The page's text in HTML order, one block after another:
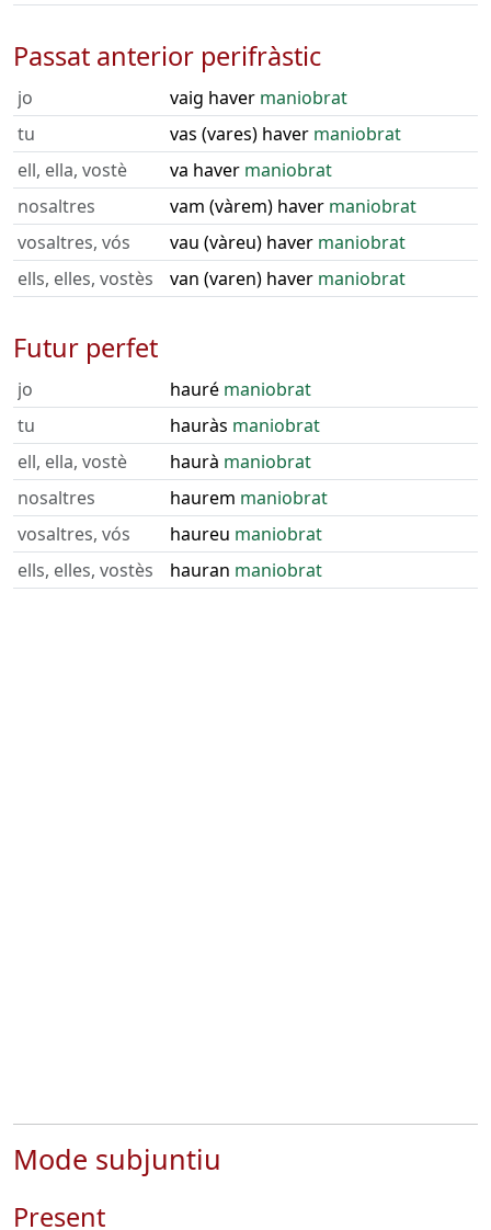
Passat anterior perifràstic
jo vaig haver maniobrat
tu
vas (vares) haver maniobrat
ell, ella, vostè
va haver maniobrat
nosaltres
vam (vàrem) haver maniobrat
vosaltres, vós
vau (vàreu) haver maniobrat
ells, elles, vostès
van (varen) haver maniobrat
Futur perfet
jo hauré maniobrat
tu
hauràs maniobrat
ell, ella, vostè
haurà maniobrat
nosaltres
haurem maniobrat
vosaltres, vós
haureu maniobrat
ells, elles, vostès
hauran maniobrat
Mode subjuntiu
Present